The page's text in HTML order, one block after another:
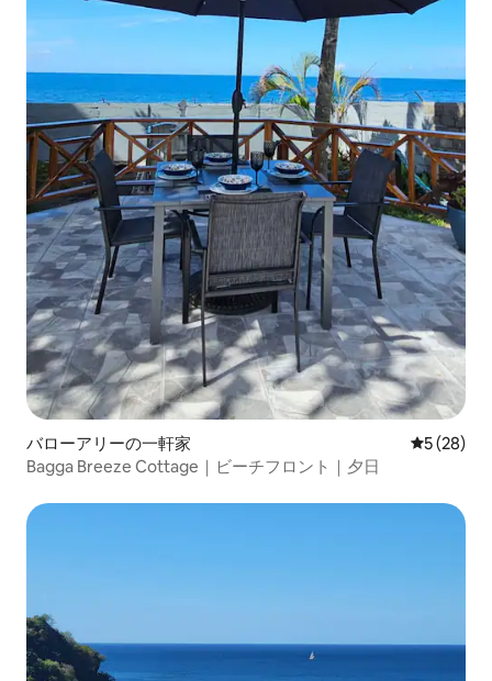
バローアリーの一軒家 レビュー
5 (28)
Bagga Breeze Cottage｜ビーチフロント｜夕日